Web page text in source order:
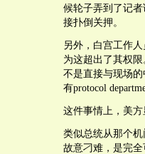
候轮子弄到了记
接扑倒关押。
另外，白宫工作
为这超出了其权
不是直接与现场
有protocol
这件事情上，美方
类似总统从那个
故意刁难，是完